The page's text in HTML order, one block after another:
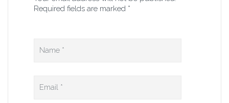
Required fields are marked *